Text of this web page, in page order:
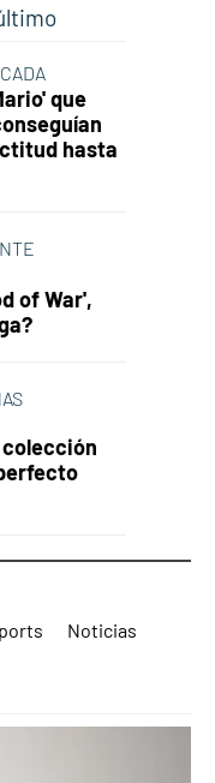
que
hasta
of War',
Noticias